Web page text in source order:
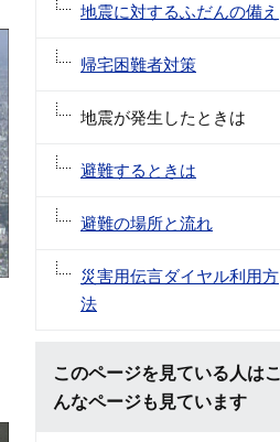
地震に対するふだんの備え
帰宅困難者対策
地震が発生したときは
避難するときは
避難の場所と流れ
災害用伝言ダイヤル利用方
法
このページを見ている人はこ
んなページも見ています